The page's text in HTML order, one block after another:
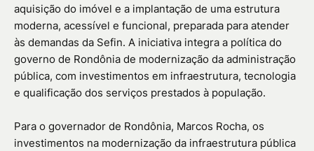
aquisição do imóvel e a implantação de uma estrutura
moderna, acessível e funcional, preparada para atender
às demandas da Sefin. A iniciativa integra a política do
governo de Rondônia de modernização da administração
pública, com investimentos em infraestrutura, tecnologia
e qualificação dos serviços prestados à população.
Para o governador de Rondônia, Marcos Rocha, os
investimentos na modernização da infraestrutura pública